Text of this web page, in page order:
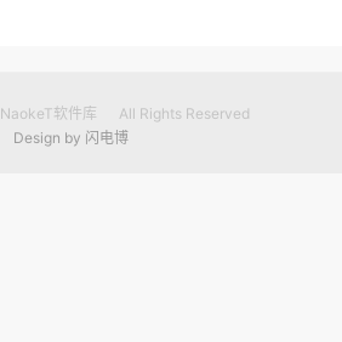
NaokeT软件库
All Rights Reserved
Design by 闪电博